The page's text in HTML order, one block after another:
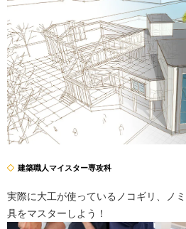
建築職人マイスター専攻科
実際に大工が使っているノコギリ、ノ
具をマスターしよう！